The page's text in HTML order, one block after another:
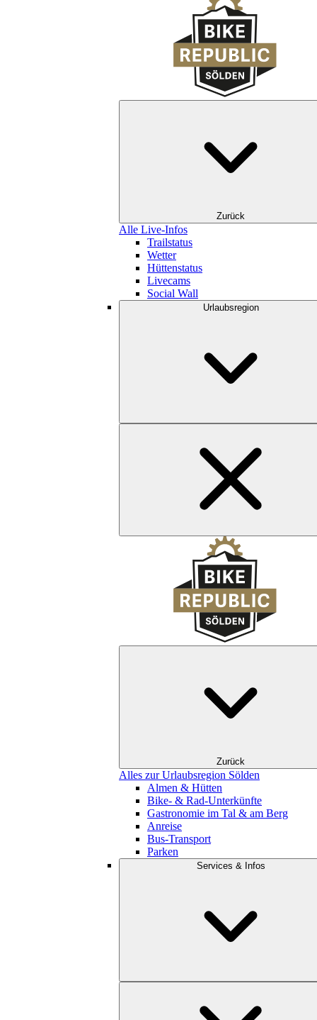
Zurück
Alle Live-Infos
Trailstatus
Wetter
Hüttenstatus
Livecams
Social Wall
Urlaubsregion
Zurück
Alles zur Urlaubsregion Sölden
Almen & Hütten
Bike- & Rad-Unterkünfte
Gastronomie im Tal & am Berg
Anreise
Bus-Transport
Parken
Services & Infos